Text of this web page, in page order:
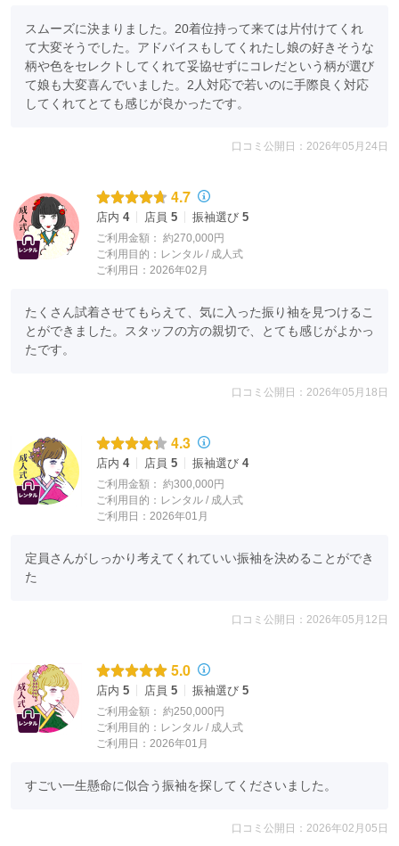
スムーズに決まりました。20着位持って来ては片付けてくれ
て大変そうでした。アドバイスもしてくれたし娘の好きそうな
柄や色をセレクトしてくれて妥協せずにコレだという柄が選び
て娘も大変喜んでいました。2人対応で若いのに手際良く対応
してくれてとても感じが良かったです。
口コミ公開日：2026年05月24日
4.7
店内 4 店員 5 振袖選び 5
ご利用金額： 約270,000円
ご利用目的： レンタル / 成人式
ご利用日：2026年02月
たくさん試着させてもらえて、気に入った振り袖を見つけるこ
とができました。スタッフの方の親切で、とても感じがよかっ
たです。
口コミ公開日：2026年05月18日
4.3
店内 4 店員 5 振袖選び 4
ご利用金額： 約300,000円
ご利用目的： レンタル / 成人式
ご利用日：2026年01月
定員さんがしっかり考えてくれていい振袖を決めることができ
た
口コミ公開日：2026年05月12日
5.0
店内 5 店員 5 振袖選び 5
ご利用金額： 約250,000円
ご利用目的： レンタル / 成人式
ご利用日：2026年01月
すごい一生懸命に似合う振袖を探してくださいました。
口コミ公開日：2026年02月05日